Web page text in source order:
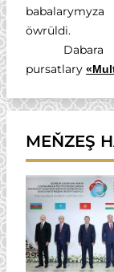
öwrüldi.
pursatlary
MEŇZEŞ